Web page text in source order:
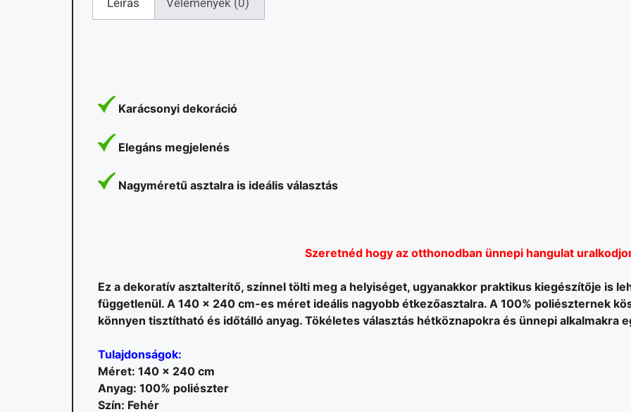
Leírás Vélemények (0)
Karácsonyi dekoráció
Elegáns megjelenés
Nagyméretű asztalra is ideális választás
Szeretnéd hogy az otthonodban ünnepi hangulat
Ez a dekoratív asztalterítő, színnel tölti meg a helyiséget, ugyanakkor praktikus kiegészítője is
függetlenül. A 140 x 240 cm-es méret ideális nagyobb étkezőasztalra. A 100% poliészternek
könnyen tisztítható és időtálló anyag. Tökéletes választás hétköznapokra és ünnepi alkalmakra
Tulajdonságok:
Méret: 140 x 240 cm
Anyag: 100% poliészter
Szín: Fehér